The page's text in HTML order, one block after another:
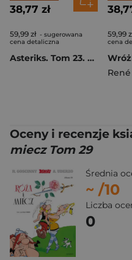
38,77 zł
59,99 zł - sugerowana
cena detaliczna
Asteriks. Tom 23. Obeliks i spółka
59,99
cena
Oceny i recenzje
miecz Tom 29
Średnia
~ /10
Liczba
0